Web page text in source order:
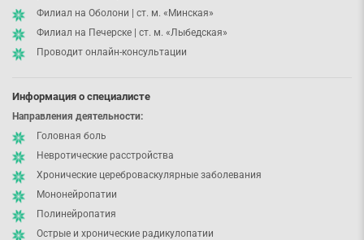
Филиал на Оболони | ст. м. «Минская»
Филиал на Печерске | ст. м. «Лыбедская»
Проводит онлайн-консультации
Информация о специалисте
Направления деятельности:
Головная боль
Невротические расстройства
Хронические цереброваскулярные заболевания
Мононейропатии
Полинейропатия
Острые и хронические радикулопатии